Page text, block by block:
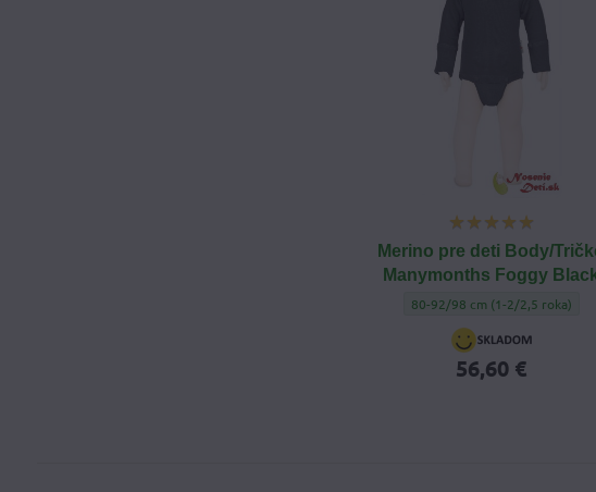
Merino pre deti Body/
Manymonths Foggy
Merino pre deti Body/Tričko
80-92/98 cm (1-2/2,5 roka)
56,60 €